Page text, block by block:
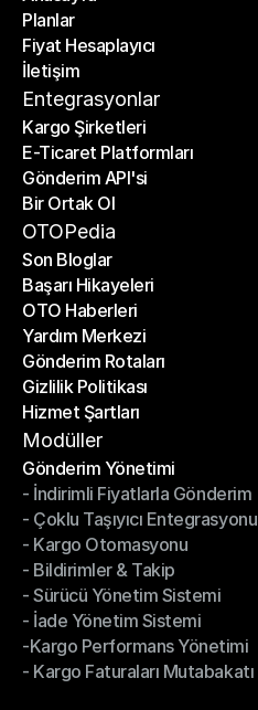
Anasayfa
Planlar
Planlar
Fiyat Hesaplayıcı
Fiyat Hesaplayıcı
İletişim
İletişim
Entegrasyonlar
Kargo Şirketleri
Kargo Şirketleri
E-Ticaret Platformları
E-Ticaret Platformları
Gönderim API'si
Gönderim API'si
Bir Ortak Ol
Bir Ortak Ol
OTOPedia
Son Bloglar
Son Bloglar
Başarı Hikayeleri
Başarı Hikayeleri
OTO Haberleri
OTO Haberleri
Yardım Merkezi
Yardım Merkezi
Gönderim Rotaları
Gönderim Rotaları
Gizlilik Politikası
Gizlilik Politikası
Hizmet Şartları
Hizmet Şartları
Modüller
Gönderim Yönetimi
Gönderim Yönetimi
- İndirimli Fiyatlarla Gönderim
- İndirimli Fiyatlarla Gönderim
- Çoklu Taşıyıcı Entegrasyonu
- Çoklu Taşıyıcı Entegrasyonu
- Kargo Otomasyonu
- Kargo Otomasyonu
- Bildirimler & Takip
- Bildirimler & Takip
- Sürücü Yönetim Sistemi
- Sürücü Yönetim Sistemi
- İade Yönetim Sistemi
- İade Yönetim Sistemi
-Kargo Performans Yönetimi
-Kargo Performans Yönetimi
- Kargo Faturaları Mutabakatı